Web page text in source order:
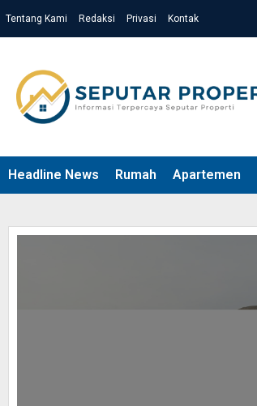
Tentang Kami Redaksi Privasi Kontak
Headline News Rumah Apartemen